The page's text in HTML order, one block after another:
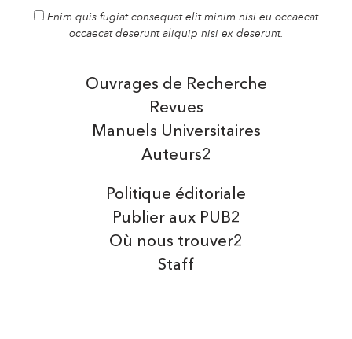
Enim quis fugiat consequat elit minim nisi eu occaecat
occaecat deserunt aliquip nisi ex deserunt.
Auteurs2
Manuels Universitaires
Ouvrages de Recherche
Revues
Politique éditoriale
Publier aux PUB2
Où nous trouver2
Staff